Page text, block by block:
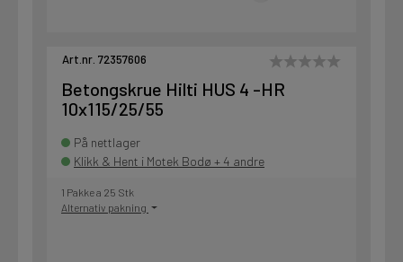
Art.nr. 72357606
Betongskrue Hilti HUS 4 -HR
10x115/25/55
På nettlager
Klikk & Hent i Motek Bodø + 4 andre
1 Pakke a 25 Stk
Alternativ pakning